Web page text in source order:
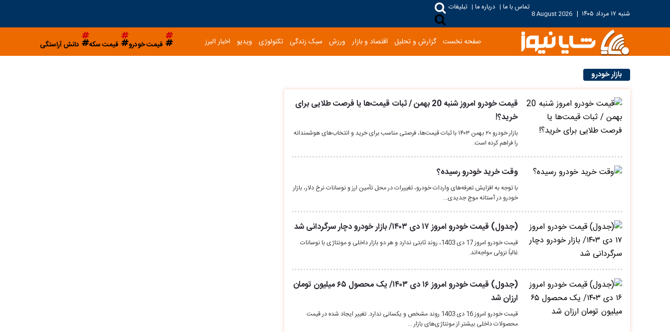
شنبه ۱۷ مرداد ۱۴۰۵ |
8 August 2026
تماس با ما | درباره ما | تبلیغات
صفحه نخست گزارش و تحلیل اقتصاد و بازار ورزش سبک زندگی تکنولوژی ویدیو اخبار البرز قیمت خودرو قیمت سکه دانش آراستگی
بازار خودرو
قیمت خودرو امروز شنبه 20 بهمن / ثبات قیمت‌ها یا فرصت طلایی برای
خرید؟!
بازار خودرو ۲۰ بهمن ۱۴۰۳ با ثبات قیمت‌ها، فرصتی مناسب برای خرید و انتخاب‌های هوشمندانه
را فراهم کرده است.
وقت خرید خودرو رسیده؟
با توجه به افزایش تعرفه‌های واردات خودرو، تغییرات در محل تأمین ارز و نوسانات نرخ دلار، بازار
خودرو در آستانه موج جدیدی…
(جدول) قیمت خودرو امروز ۱۷ دی ۱۴۰۳/ بازار خودرو دچار سرگردانی شد
قیمت خودرو امروز 17 دی 1403، روند ثابتی ندارد و هر دو بازار داخلی و مونتاژی با نوسانات
غالباً نزولی مواجه‌اند.
(جدول) قیمت خودرو امروز ۱۶ دی ۱۴۰۳/ یک محصول ۶۵ میلیون تومان
ارزان شد
قیمت خودرو امروز 16 دی 1403 روند مشخص و یکسانی ندارد. تغییر ایجاد شده در قیمت
محصولات داخلی بیشتر از مونتاژی‌های بازار …